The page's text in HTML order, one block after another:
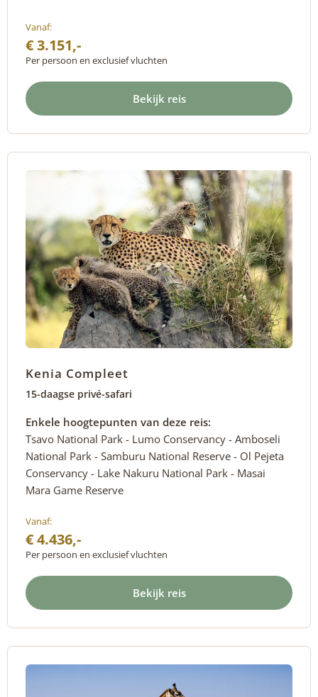
Vanaf:
€ 3.151,-
Per persoon en exclusief vluchten
Bekijk reis
Kenia Compleet
15-daagse privé-safari
Enkele hoogtepunten van deze reis:
Tsavo National Park - Lumo Conservancy - Amboseli
National Park - Samburu National Reserve - Ol Pejeta
Conservancy - Lake Nakuru National Park - Masai
Mara Game Reserve
Vanaf:
€ 4.436,-
Per persoon en exclusief vluchten
Bekijk reis